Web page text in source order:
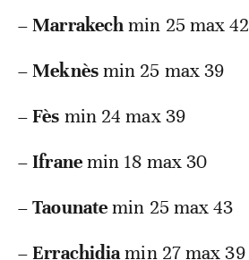
–Marrakechmin 25 max 42
–Meknèsmin 25 max 39
–Fès min 24 max 39
–Ifranemin 18 max 30
–Taounatemin 25 max 43
–Errachidiamin 27 max 39